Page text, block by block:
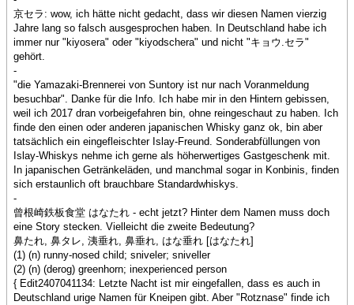
京セラ: wow, ich hätte nicht gedacht, dass wir diesen Namen vierzig
Jahre lang so falsch ausgesprochen haben. In Deutschland habe ich
immer nur "kiyosera" oder "kiyodschera" und nicht "キョウ.セラ"
gehört.
-
"die Yamazaki-Brennerei von Suntory ist nur nach Voranmeldung
besuchbar". Danke für die Info. Ich habe mir in den Hintern gebissen,
weil ich 2017 dran vorbeigefahren bin, ohne reingeschaut zu haben. Ich
finde den einen oder anderen japanischen Whisky ganz ok, bin aber
tatsächlich ein eingefleischter Islay-Freund. Sonderabfüllungen von
Islay-Whiskys nehme ich gerne als höherwertiges Gastgeschenk mit.
In japanischen Getränkeläden, und manchmal sogar in Konbinis, finden
sich erstaunlich oft brauchbare Standardwhiskys.
-
曾根崎鉄板食堂 はなたれ - echt jetzt? Hinter dem Namen muss doch
eine Story stecken. Vielleicht die zweite Bedeutung?
鼻たれ, 鼻タレ, 洟垂れ, 鼻垂れ, はな垂れ [はなたれ]
(1) (n) runny-nosed child; sniveler; sniveller
(2) (n) (derog) greenhorn; inexperienced person
{ Edit2407041134: Letzte Nacht ist mir eingefallen, dass es auch in
Deutschland urige Namen für Kneipen gibt. Aber "Rotznase" finde ich